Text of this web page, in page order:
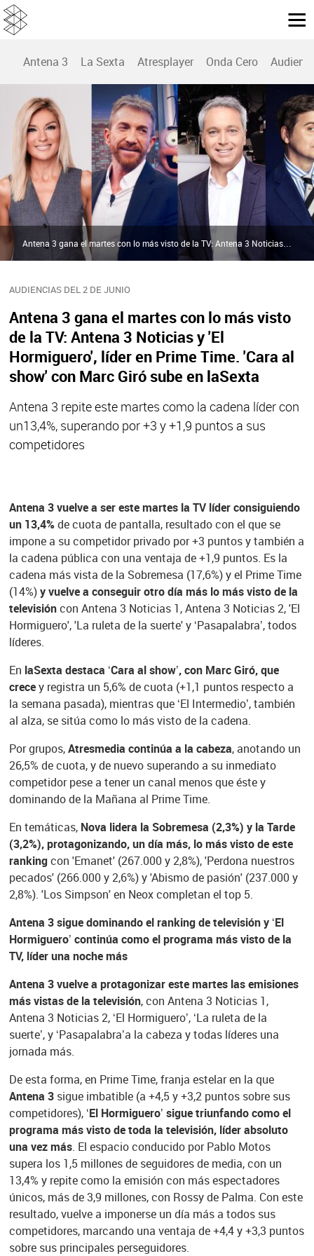
Antena 3 La Sexta Atresplayer Onda Cero
AUDIENCIAS DEL 2 DE JUNIO
Antena 3 gana el martes con lo más visto
de la TV: Antena 3 Noticias y 'El
Hormiguero', líder en Prime Time. 'Cara al
show' con Marc Giró sube en laSexta
Antena 3 repite este martes como la cadena líder con
un13,4%, superando por +3 y +1,9 puntos a sus
competidores
Antena 3 gana el martes con lo más visto de la TV: Antena 3 Noticias y 'El Hormiguero', líder en Prime Time. 'Cara al show' con Marc Giró sube en laSexta | Atresmedia
Antena 3 vuelve a ser este martes la TV líder consiguiendo
un 13,4%de cuota de pantalla, resultado con el que se
impone a su competidor privado por +3 puntos y también a
la cadena pública con una ventaja de +1,9 puntos. Es la
cadena más vista de la Sobremesa (17,6%) y el Prime Time
(14%)y vuelve a conseguir otro día más lo más visto de la
televisióncon Antena 3 Noticias 1, Antena 3 Noticias 2, 'El
Hormiguero', 'La ruleta de la suerte' y ‘Pasapalabra’, todos
líderes.
En laSexta destaca ‘Cara al show’, con Marc Giró, que
crecey registra un 5,6% de cuota (+1,1 puntos respecto a
la semana pasada), mientras que ‘El Intermedio’, también
al alza, se sitúa como lo más visto de la cadena.
Por grupos,Atresmedia continúa a la cabeza, anotando un
26,5% de cuota, y de nuevo superando a su inmediato
competidor pese a tener un canal menos que éste y
dominando de la Mañana al Prime Time.
En temáticas, Nova lidera la Sobremesa (2,3%) y la Tarde
(3,2%), protagonizando, un día más, lo más visto de este
rankingcon 'Emanet' (267.000 y 2,8%), 'Perdona nuestros
pecados' (266.000 y 2,6%) y 'Abismo de pasión' (237.000 y
2,8%). 'Los Simpson' en Neox completan el top 5.
Antena 3 sigue dominando el ranking de televisión y ‘El
Hormiguero’ continúa como el programa más visto de la
TV, líder una noche más
Antena 3 vuelve a protagonizar este martes las emisiones
más vistas de la televisión, con Antena 3 Noticias 1,
Antena 3 Noticias 2, ‘El Hormiguero’, ‘La ruleta de la
suerte’, y ‘Pasapalabra’a la cabeza y todas líderes una
jornada más.
De esta forma, en Prime Time, franja estelar en la que
Antena 3sigue imbatible (a +4,5 y +3,2 puntos sobre sus
competidores), ‘El Hormiguero’ sigue triunfando como el
programa más visto de toda la televisión, líder absoluto
una vez más. El espacio conducido por Pablo Motos
supera los 1,5 millones de seguidores de media, con un
13,4% y repite como la emisión con más espectadores
únicos, más de 3,9 millones, con Rossy de Palma. Con este
resultado, vuelve a imponerse un día más a todos sus
competidores, marcando una ventaja de +4,4 y +3,3 puntos
sobre sus principales perseguidores.